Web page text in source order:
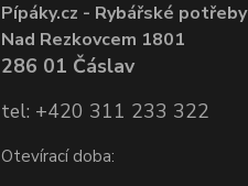
Pípáky.cz - Rybářské potřeby
Nad Rezkovcem 1801
286 01 Čáslav
tel: +420 311 233 322
Otevírací doba: